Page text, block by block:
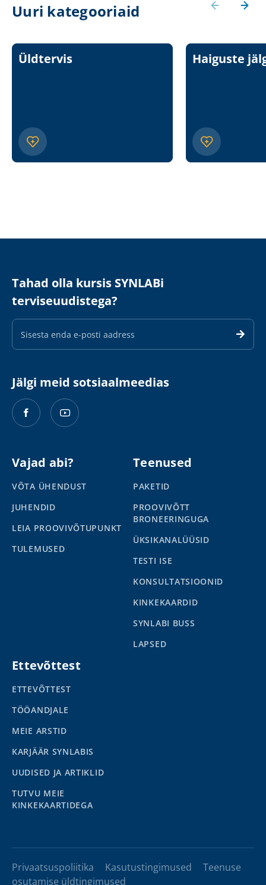
Uuri kategooriaid
Üldtervis Haiguste
Tahad olla kursis SYNLABi
terviseuudistega?
E-
maili
aadress
Jälgi meid sotsiaalmeedias
Vajad abi?
VÕTA ÜHENDUST
JUHENDID
LEIA PROOVIVÕTUPUNKT
TULEMUSED
Teenused
PAKETID
PROOVIVÕTT
BRONEERINGUGA
ÜKSIKANALÜÜSID
TESTI ISE
KONSULTATSIOONID
KINKEKAARDID
SYNLABI BUSS
LAPSED
Ettevõttest
ETTEVÕTTEST
TÖÖANDJALE
MEIE ARSTID
KARJÄÄR SYNLABIS
UUDISED JA ARTIKLID
TUTVU MEIE
KINKEKAARTIDEGA
Privaatsuspoliitika Kasutustingimused
Teenuse
osutamise üldtingimused